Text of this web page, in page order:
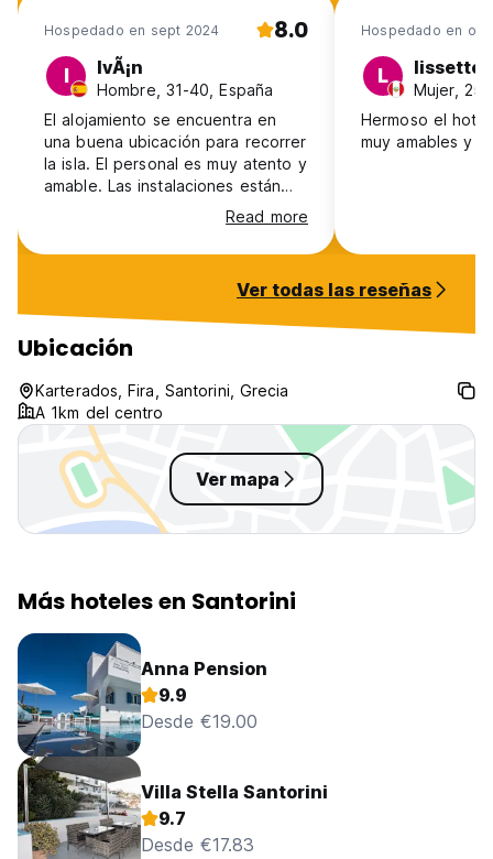
Hospedado en sept 2024 8.0
I IvÃ¡n
Hombre, 31-40, España
El alojamiento se encuentra en
una buena ubicación para recorrer
la isla. El personal es muy atento y
amable. Las instalaciones están
correctas, fieles a las fotos. Es
muy familiar. Soy celíaco y en la
carta no tienen especificado los
hablaba y adaptaban los platos.
Read more
Hospedado en oct
L lissette
Mujer,
Hermoso el
muy amables y
Ver todas las reseñas
Ubicación
Karterados, Fira, Santorini, Grecia
A 1km del centro
Ver mapa
Más hoteles en Santorini
Anna Pension
9.9
Desde €19.00
Villa Stella Santorini
9.7
Desde €17.83